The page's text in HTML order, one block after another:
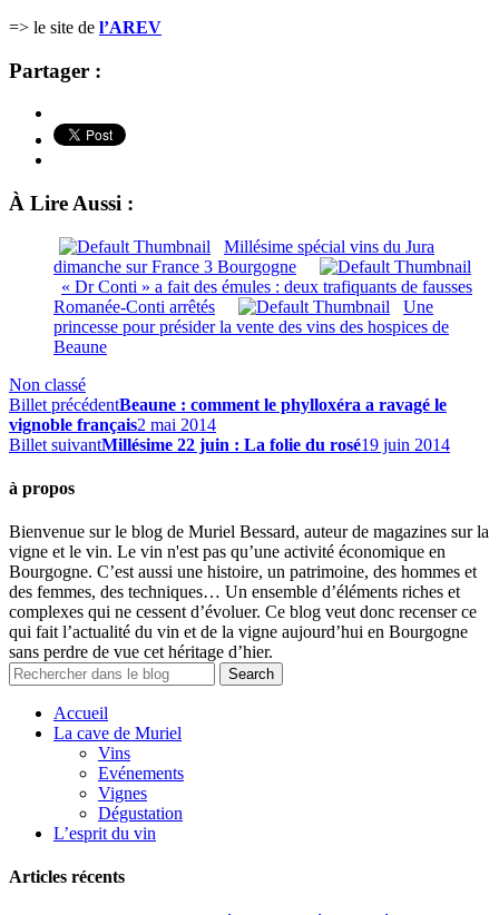
=> le site de l’AREV
Partager :
À Lire Aussi :
Millésime spécial vins du Jura
dimanche sur France 3 Bourgogne
« Dr Conti » a fait des émules : deux trafiquants de fausses
Romanée-Conti arrêtés
Une
princesse pour présider la vente des vins des hospices de
Beaune
Non classé
Billet précédentBeaune : comment le phylloxéra a ravagé le
vignoble français2 mai 2014
Billet suivantMillésime 22 juin : La folie du rosé19 juin 2014
à propos
Bienvenue sur le blog de Muriel Bessard, auteur de magazines sur la
vigne et le vin. Le vin n'est pas qu’une activité économique en
Bourgogne. C’est aussi une histoire, un patrimoine, des hommes et
des femmes, des techniques… Un ensemble d’éléments riches et
complexes qui ne cessent d’évoluer. Ce blog veut donc recenser ce
qui fait l’actualité du vin et de la vigne aujourd’hui en Bourgogne
sans perdre de vue cet héritage d’hier.
Accueil
La cave de Muriel
Vins
Evénements
Vignes
Dégustation
L’esprit du vin
Articles récents